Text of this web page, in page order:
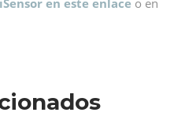
en este enlace o en